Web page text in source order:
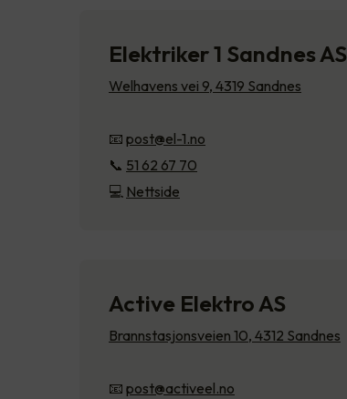
Elektriker 1 Sandnes AS
Welhavens vei 9, 4319 Sandnes
📧 post@el-1.no
📞 51 62 67 70
💻 Nettside
Active Elektro AS
Brannstasjonsveien 10, 4312 Sandnes
📧 post@activeel.no